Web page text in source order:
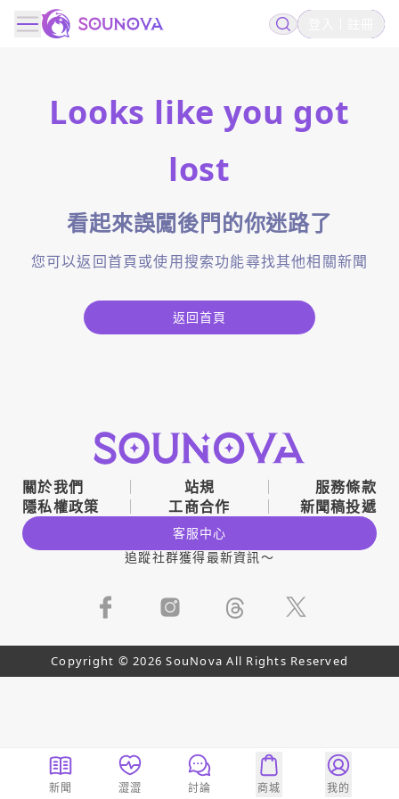
Looks like you got
lost
看起來誤闖後門的你迷路了
您可以返回首頁或使用搜索功能尋找其他相關新聞
返回首頁
關於我們 站規
服務條款
隱私權政策
工商合作 新聞稿投遞
客服中心
追蹤社群獲得最新資訊～
Copyright © 2026 SouNova All Rights Reserved
新聞 澀澀 討論 商城 我的